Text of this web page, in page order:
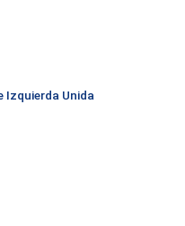
Izquierda Unida